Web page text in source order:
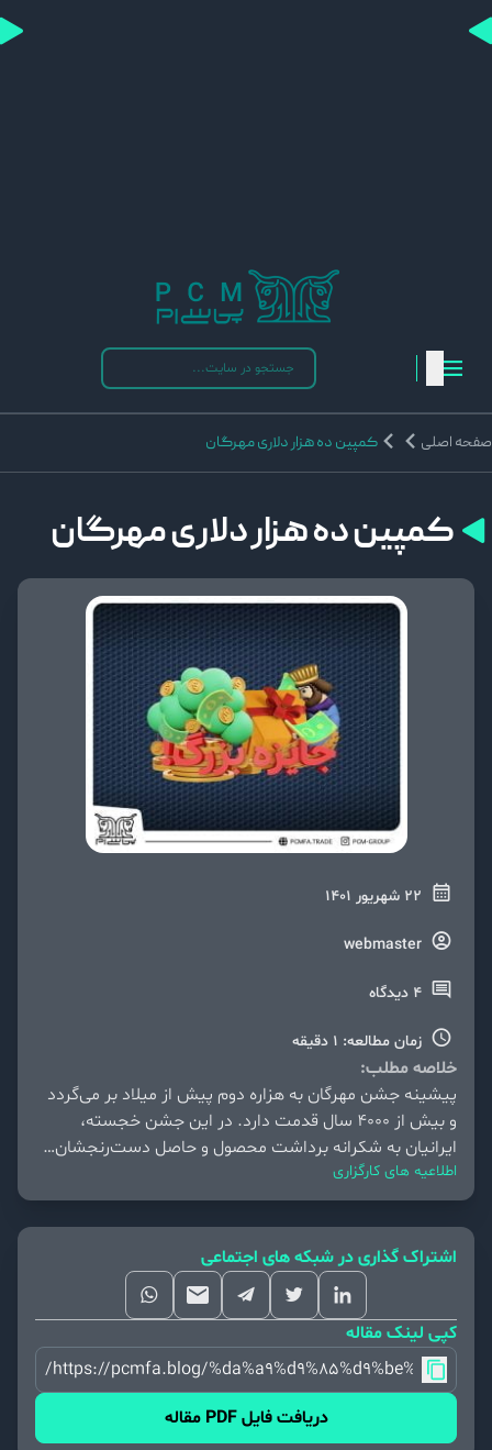
اصلی کمپین ده هزار دلاری مهرگان
کمپین ده هزار دلاری مهرگان
22 شهریور 1401
webmaster
4 دیدگاه
زمان مطالعه: 1 دقیقه
خلاصه مطلب:
پیشینه جشن مهرگان به هزاره دوم پیش از میلاد بر می‌گردد
و بیش از ۴۰۰۰ سال قدمت دارد. در این جشن خجسته،
ایرانیان به شکرانه برداشت محصول و حاصل دست‌رنجشان…
اطلاعیه های کارگزاری
اشتراک گذاری در شبکه های اجتماعی
کپی لینک مقاله
https://pcmfa.blog/
دریافت فایل PDF مقاله